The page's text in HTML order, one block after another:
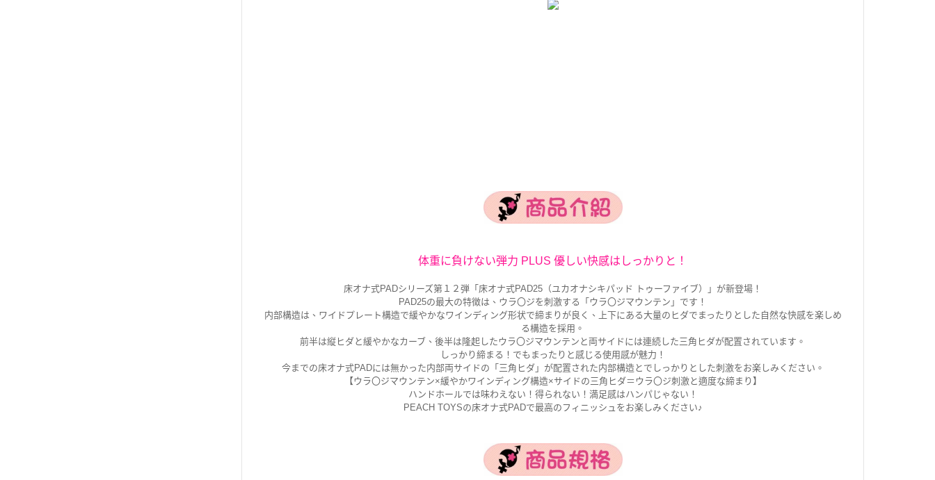
体重に負けない弾力 PLUS 優しい快感はしっかりと！
床オナ式PADシリーズ第１２弾「床オナ式PAD25（ユカオナシキパッド トゥーファイブ）」が新登場！
PAD25の最大の特徴は、ウラ〇ジを刺激する「ウラ〇ジマウンテン」です！
内部構造は、ワイドプレート構造で緩やかなワインディング形状で締まりが良く、上下にある大量のヒダでまったりとした自然な快感を楽しめ
る構造を採用。
前半は縦ヒダと緩やかなカーブ、後半は隆起したウラ〇ジマウンテンと両サイドには連続した三角ヒダが配置されています。
しっかり締まる！でもまったりと感じる使用感が魅力！
今までの床オナ式PADには無かった内部両サイドの「三角ヒダ」が配置された内部構造とでしっかりとした刺激をお楽しみください。
【ウラ〇ジマウンテン×緩やかワインディング構造×サイドの三角ヒダ＝ウラ〇ジ刺激と適度な締まり】
ハンドホールでは味わえない！得られない！満足感はハンパじゃない！
PEACH TOYSの床オナ式PADで最高のフィニッシュをお楽しみください♪